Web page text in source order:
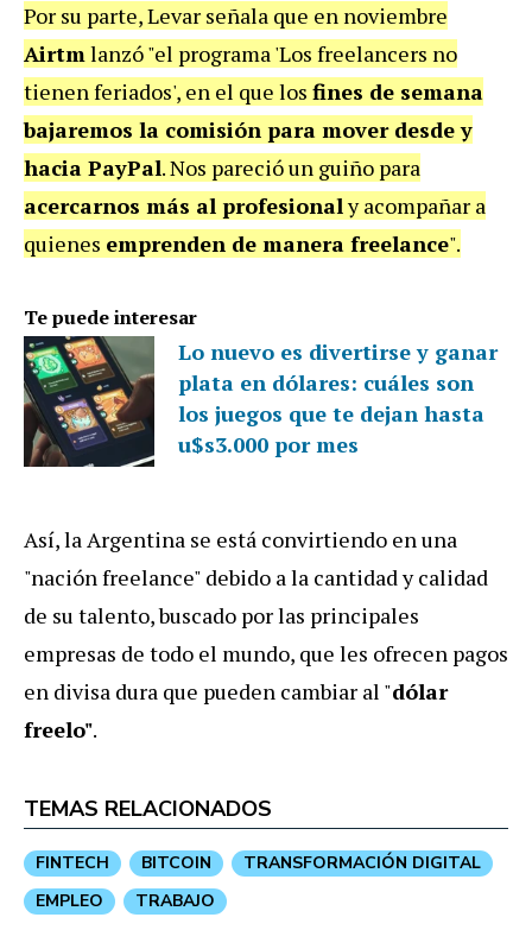
Por su parte, Levar señala que en noviembre
Airtmlanzó "el programa 'Los freelancers no
tienen feriados', en el que los fines de semana
bajaremos la comisión para mover desde y
hacia PayPal. Nos pareció un guiño para
acercarnos más al profesionaly acompañar a
quienes emprenden de manera freelance".
Te puede interesar
Lo nuevo es divertirse y ganar
plata en dólares: cuáles son
los juegos que te dejan hasta
u$s3.000 por mes
Así, la Argentina se está convirtiendo en una
"nación freelance" debido a la cantidad y calidad
de su talento, buscado por las principales
empresas de todo el mundo, que les ofrecen pagos
en divisa dura que pueden cambiar al "dólar
freelo".
TEMAS RELACIONADOS
FINTECH BITCOIN
TRANSFORMACIÓN DIGITAL
EMPLEO
TRABAJO